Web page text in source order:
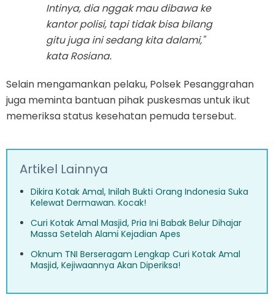
Intinya, dia nggak mau dibawa ke
kantor polisi, tapi tidak bisa bilang
gitu juga ini sedang kita dalami,"
kata Rosiana.
Selain mengamankan pelaku, Polsek Pesanggrahan
juga meminta bantuan pihak puskesmas untuk ikut
memeriksa status kesehatan pemuda tersebut.
Artikel Lainnya
Dikira Kotak Amal, Inilah Bukti Orang Indonesia Suka
Kelewat Dermawan. Kocak!
Curi Kotak Amal Masjid, Pria Ini Babak Belur Dihajar
Massa Setelah Alami Kejadian Apes
Oknum TNI Berseragam Lengkap Curi Kotak Amal
Masjid, Kejiwaannya Akan Diperiksa!